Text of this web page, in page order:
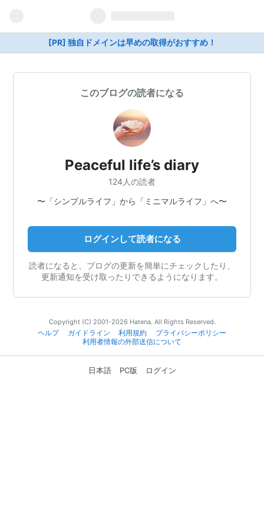
[PR] 独自ドメインは早めの取得がおすすめ！
このブログの読者になる
Peaceful life’s diary
124人の読者
〜「シンプルライフ」から「ミニマルライフ」へ〜
ログインして読者になる
読者になると、ブログの更新を簡単にチェックしたり、
更新通知を受け取ったりできるようになります。
Copyright (C) 2001-2026 Hatena. All Rights Reserved.
ヘルプ
ガイドライン 利用規約
プライバシーポリシー
利用者情報の外部送信について
日本語 PC版 ログイン